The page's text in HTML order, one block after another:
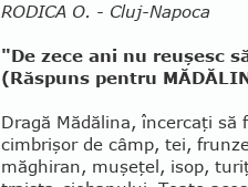
RODICA O. - Cluj-Napoca
"De zece ani nu reuşesc
(Răspuns pentru
Dragă Mădălina, încercaţi
cimbrişor de câmp, tei,
măghiran, muşe­ţel, isop,